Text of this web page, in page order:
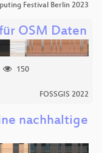
Festival Berlin 2023
OSM Daten
150
FOSSGIS 2022
nachhaltige